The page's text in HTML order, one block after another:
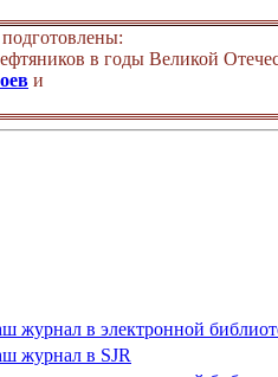
в годы Великой
и